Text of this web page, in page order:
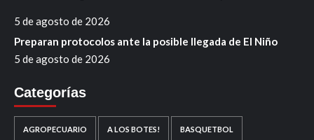
5 de agosto de 2026
Preparan protocolos ante la posible llegada de El Niño
5 de agosto de 2026
Categorías
AGROPECUARIO A LOS BOTES! BASQUETBOL